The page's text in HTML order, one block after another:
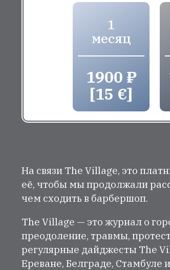
1
месяц
1900 ₽
[15 €]
На связи The Village, это
её, чтобы мы продолжали
чем сходить в барбершоп.
The Village — это журнал о
преодоление, травмы,
регулярные дайджесты The
Ереване, Белграде, Стамбуле